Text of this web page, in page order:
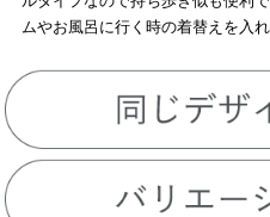
ムやお風呂に行く時の着替えを入